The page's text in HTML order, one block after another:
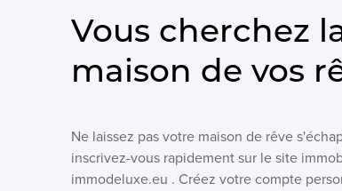
Vous cherchez
maison de vos
Ne laissez pas votre maison de rêve
inscrivez-vous rapidement sur le site
immodeluxe.eu . Créez votre compte